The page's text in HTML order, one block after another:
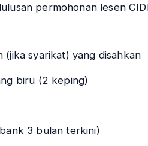
permohonan lesen
(jika syarikat) yang disahkan
biru (2 keping)
3 bulan terkini)